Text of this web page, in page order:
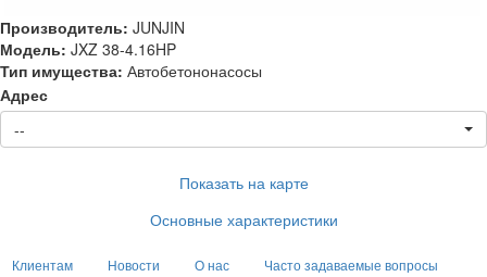
Производитель: JUNJIN
Модель: JXZ 38-4.16HP
Тип имущества: Автобетононасосы
Адрес
--
Показать на карте
Основные характеристики
Клиентам Новости О нас
Часто задаваемые вопросы